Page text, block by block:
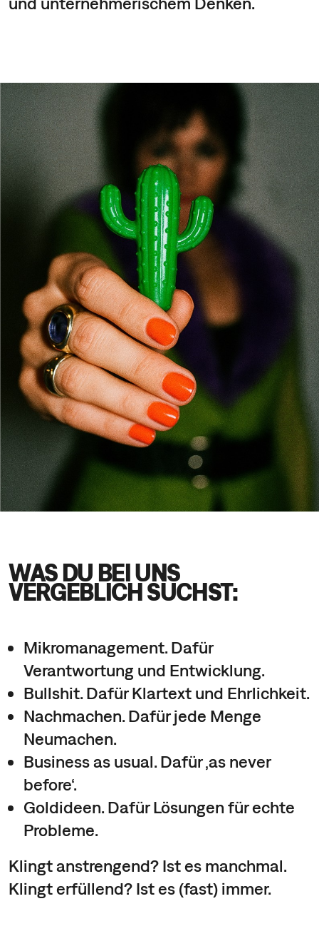
WAS DU BEI UNS
VERGEBLICH SUCHST:
Mikromanagement. Dafür
Verantwortung und Entwicklung.
Bullshit. Dafür Klartext und Ehrlichkeit.
Nachmachen. Dafür jede Menge
Neumachen.
Business as usual. Dafür ‚as never
before‘.
Goldideen. Dafür Lösungen für echte
Probleme.
Klingt anstrengend? Ist es manchmal.
Klingt erfüllend? Ist es (fast) immer.